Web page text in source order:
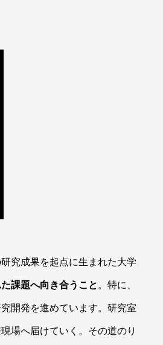
究成果を起点に生まれた大学
課題へ向き合うこと。特に、
開発を進めています。研究室
場へ届けていく。その道のり